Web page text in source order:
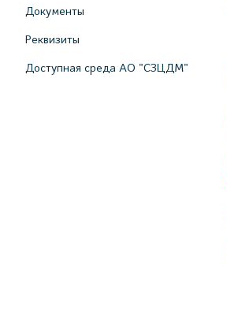
Документы
Реквизиты
Доступная среда АО "СЗЦДМ"